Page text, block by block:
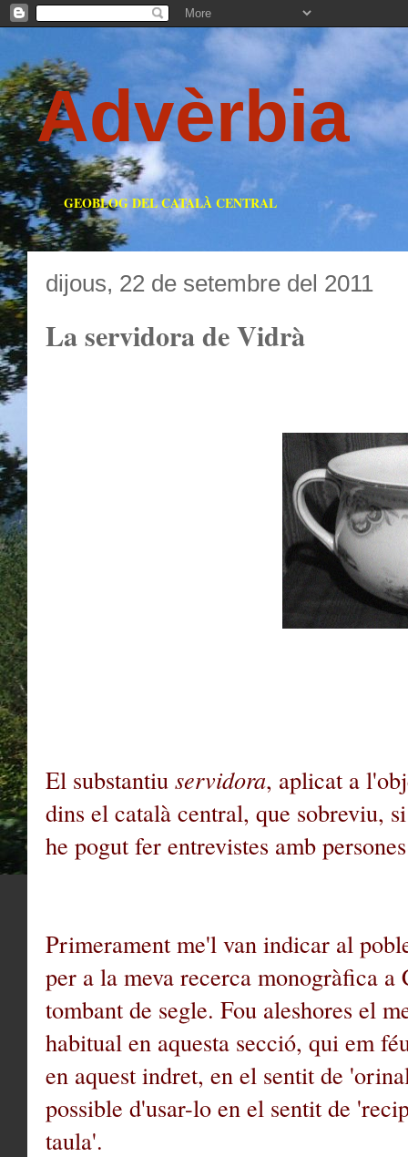
Advèrbia
GEOBLOG DEL CATALÀ CENTRAL
dijous, 22 de setembre del 2011
La servidora de Vidrà
El substantiu servidora, aplicat a
dins el català central, que sobreviu,
he pogut fer entrevistes amb
Primerament me'l van indicar al
per a la meva recerca monogràfica
tombant de segle. Fou aleshores el
habitual en aquesta secció, qui em
en aquest indret, en el sentit de
possible d'usar-lo en el sentit de
taula'.